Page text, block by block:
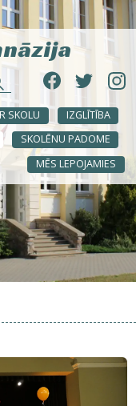
SKOLU
IZGLĪTĪBA
SKOLĒNU PADOME
MĒS LEPOJAMIES